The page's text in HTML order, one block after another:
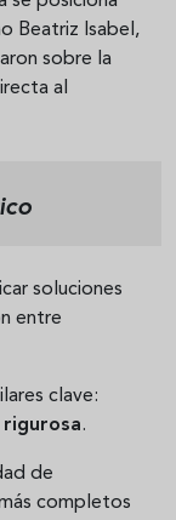
Beatriz Isabel,
sobre la
al
soluciones
entre
clave:
rigurosa.
de
completos